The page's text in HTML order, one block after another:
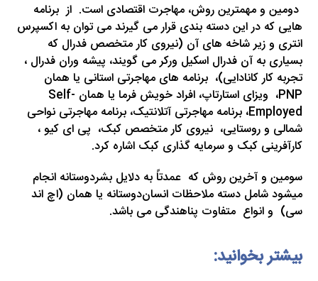
دومین و مهمترین روش، مهاجرت اقتصادی است. از برنامه
هایی که در این دسته بندی قرار می گیرند می توان به اکسپرس
انتری و زیر شاخه های آن (نیروی کار متخصص فدرال که
بسیاری به آن فدرال اسکیل ورکر می گویند، پیشه وران فدرال ،
تجربه کار کانادایی)، برنامه های مهاجرتی استانی یا همان
PNP، ویزای استارتاپ، افراد خویش فرما یا همان Self-
Employed، برنامه مهاجرتی آتلانتیک، برنامه مهاجرتی نواحی
شمالی و روستایی، نیروی کار متخصص کبک، پی ای کیو ،
کارآفرینی کبک و سرمایه گذاری کبک اشاره کرد.
سومین و آخرین روش که عمدتاً به دلایل بشردوستانه انجام
میشود شامل دسته ملاحظات انسان‌دوستانه یا همان (اچ اند
سی) و انواع متفاوت پناهندگی می باشد.
بیشتر بخوانید: